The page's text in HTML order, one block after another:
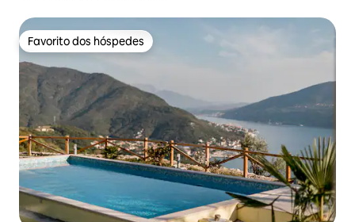
Favorito dos hóspedes
Favorito dos hóspedes